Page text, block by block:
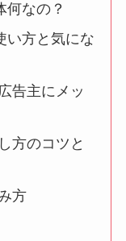
何なの？
い方と気にな
告主にメッ
方のコツと
方